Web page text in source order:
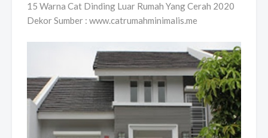
15 Warna Cat Dinding Luar Rumah Yang Cerah 2020
Dekor Sumber : www.catrumahminimalis.me